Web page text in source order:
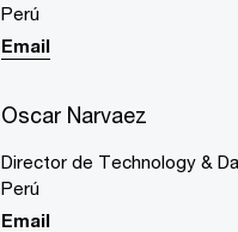
Perú
Email
Oscar Narvaez
Director de Technology &
Perú
Email